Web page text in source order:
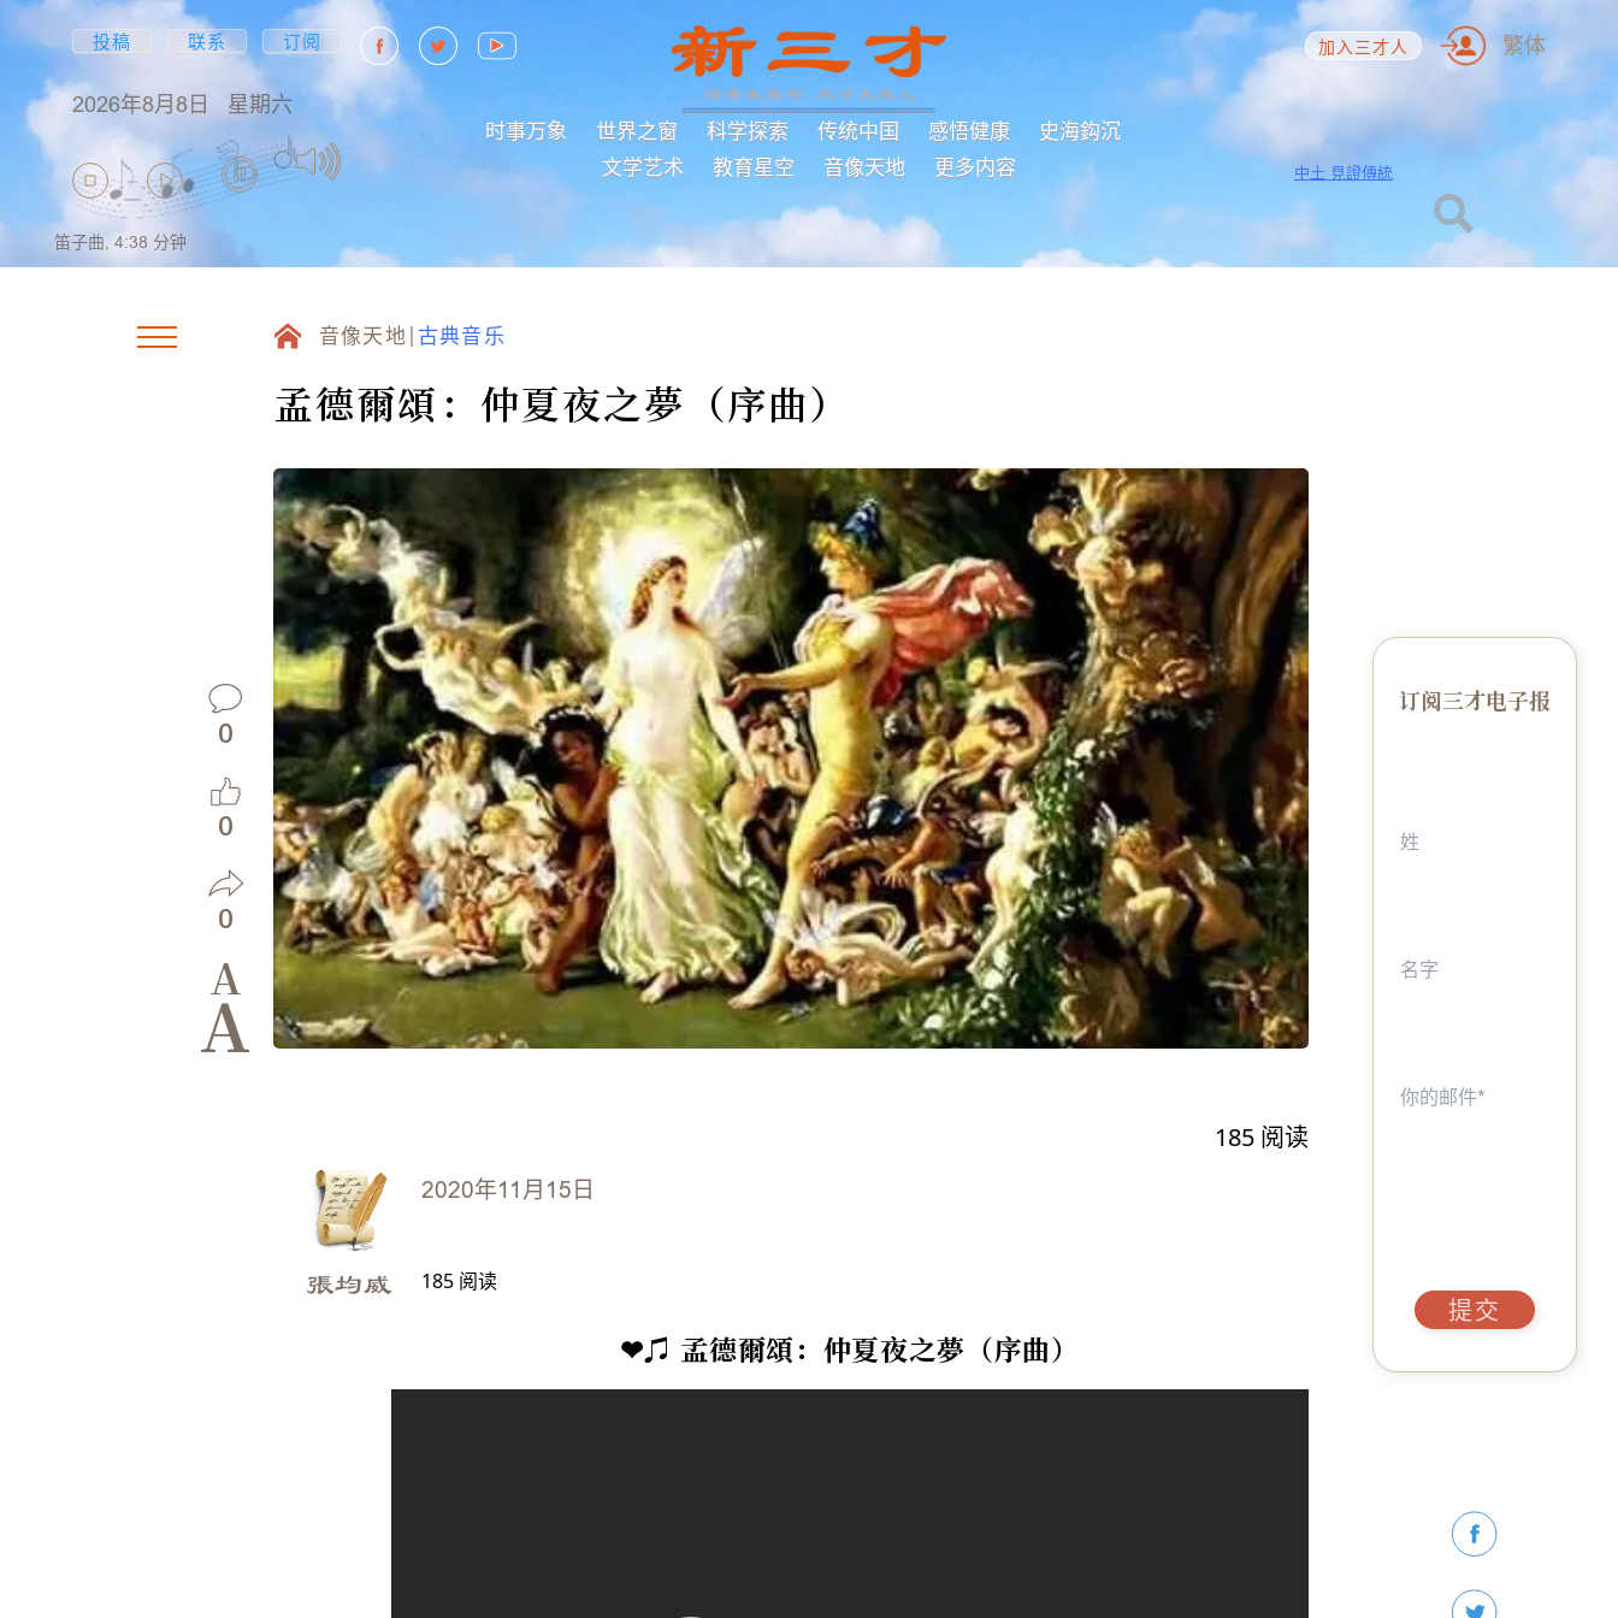
投稿 联系 订阅
2026年8月8日 星期六
时事万象 世界之窗 科学探索 传统中国 感悟健康
史海鈎沉
文学艺术
教育星空 音像天地 更多内容
加入三才人 繁体
中土 見證傳統
笛子曲, 4:38 分钟
音像天地 古典音乐
孟德爾頌：仲夏夜之夢（序曲）
0
0
0
A
A
185 阅读
2020年11月15日
張均威 185 阅读
❤♫ 孟德爾頌：仲夏夜之夢（序曲）
订阅三才电子报
提交